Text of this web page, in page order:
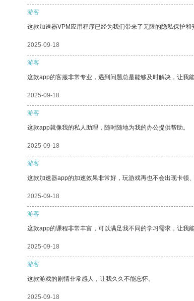
游客
这款加速器VPM应用程序已经为我们带来了无限的隐私保护和
2025-09-18
游客
这款app的客服非常专业，遇到问题总是能够及时解决，让我能
2025-09-18
游客
这款app就像我的私人助理，随时随地为我的办公提供帮助。
2025-09-18
游客
这款加速器app的加速效果非常好，玩游戏再也不会出现卡顿
2025-09-18
游客
这款app的课程非常丰富，可以满足我不同的学习需求，让我
2025-09-18
游客
这款游戏的剧情非常感人，让我久久不能忘怀。
2025-09-18